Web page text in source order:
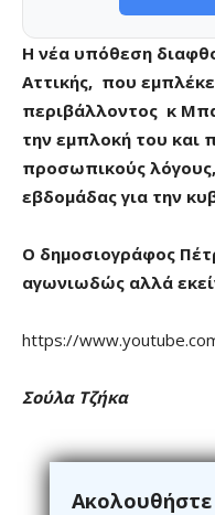
H νέα υπόθεση
Αττικής, που
περιβάλλοντος κ
την εμπλοκή του και
προσωπικούς
εβδομάδας για την
Ο δημοσιογράφος
αγωνιωδώς αλλά
https://
Σούλα Τζήκα
Ακολουθήστε